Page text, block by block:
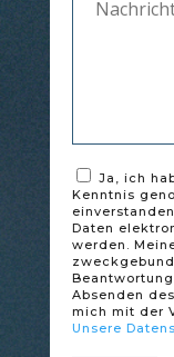
Ja, ich
Kenntnis
Daten
werden.
Absenden
mich mit der
Unsere